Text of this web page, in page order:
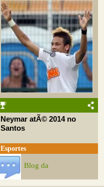
Neymar atÃ© 2014 no
Santos
Esportes
Blog da